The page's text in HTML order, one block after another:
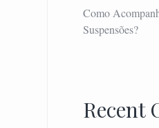
Como
Suspensões?
Recent